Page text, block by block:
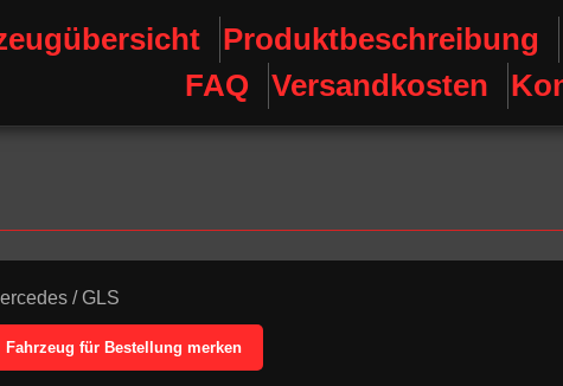
Produktbeschreibung
FAQ
Versandkosten
/GLS
Fahrzeug für Bestellung merken